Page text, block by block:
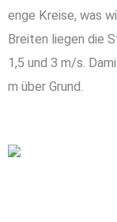
enge Kreise, was
Breiten liegen die
1,5 und 3 m/s.
m über Grund.